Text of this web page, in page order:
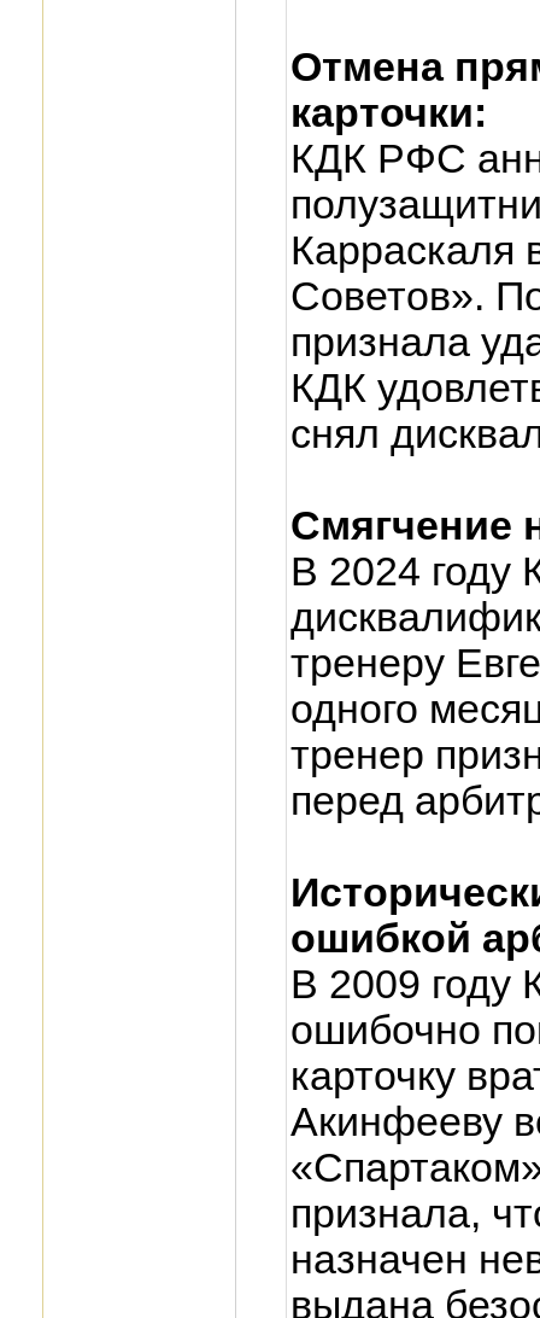
Отмена
карточки:
КДК РФС
Карраскаля
Советов».
признала
КДК
снял
Смягчение
В 2024 году
тренеру
одного
тренер
перед
ошибкой
В 2009 году
ошибочно
карточку
Акинфееву
признала,
назначен
выдана